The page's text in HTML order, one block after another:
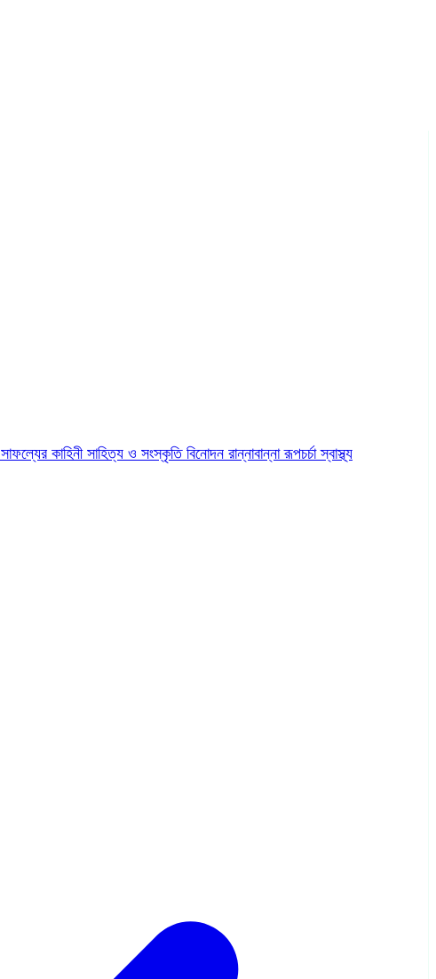
সাফল্যের কাহিনী সাহিত্য ও সংস্কৃতি বিনোদন রান্নাবান্নারূপচর্চাস্বাস্থ্য